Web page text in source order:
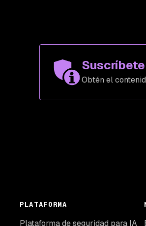
Obtén el
PLATAFORMA
Plataforma de seguridad para IA